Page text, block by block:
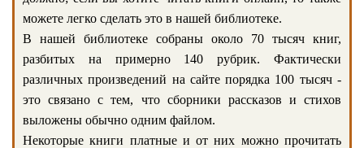
можете легко сделать это в нашей библиотеке.
В нашей библиотеке собраны около 70 тысяч книг,
разбитых на примерно 140 рубрик. Фактически
различных произведений на сайте порядка 100 тысяч -
это связано с тем, что сборники рассказов и стихов
выложены обычно одним файлом.
Некоторые книги платные и от них можно прочитать